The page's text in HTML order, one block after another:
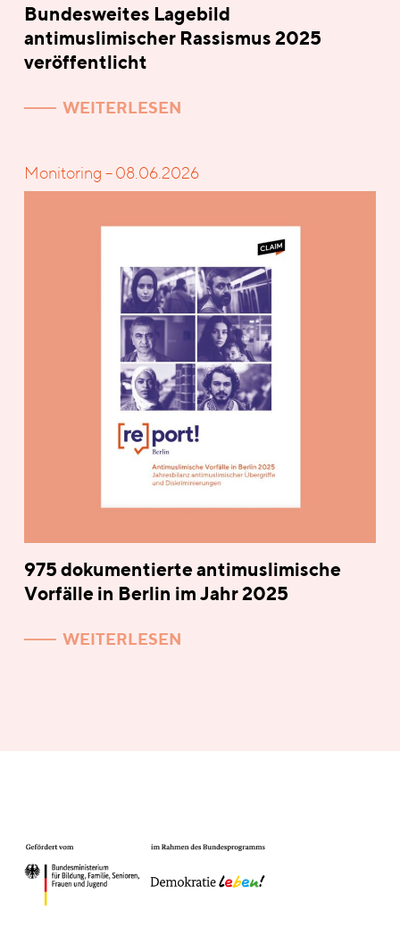
Bundesweites Lagebild
antimuslimischer Rassismus 2025
veröffentlicht
WEITERLESEN
Monitoring – 08.06.2026
975 dokumentierte antimuslimische
Vorfälle in Berlin im Jahr 2025
WEITERLESEN